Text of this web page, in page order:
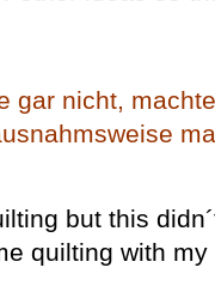
gar nicht,
but this
quilting with